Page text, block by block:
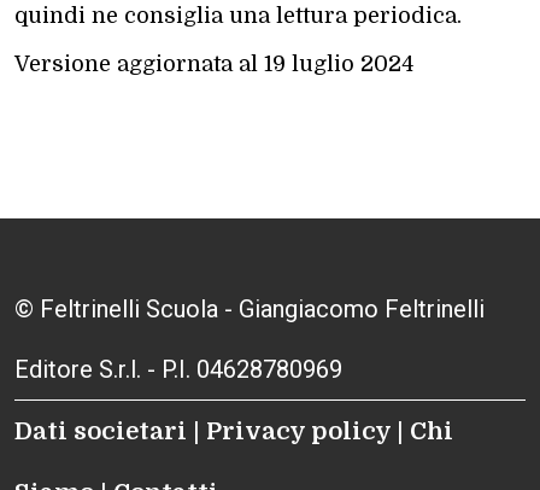
quindi ne consiglia una lettura periodica.
Versione aggiornata al 19 luglio 2024
© Feltrinelli Scuola - Giangiacomo Feltrinelli
Editore S.r.l. - P.I. 04628780969
Dati societari Privacy policy Chi